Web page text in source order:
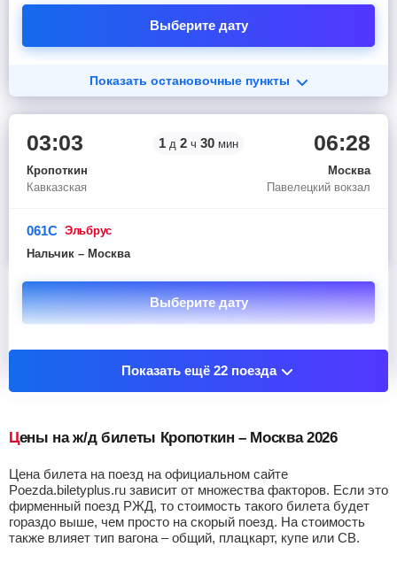
Выберите дату
Показать остановочные пункты
03:03
Кропоткин
Кавказская
1 д 2 ч 30 мин 06:28
Москва
Павелецкий вокзал
061С
эльбрус
Нальчик – Москва
Выберите дату
Показать ещё 22 поезда
Цены на ж/д билеты Кропоткин – Москва 2026
Цена билета на поезд на официальном сайте
Poezda.biletyplus.ru зависит от множества факторов. Если это
фирменный поезд РЖД, то стоимость такого билета будет
гораздо выше, чем просто на скорый поезд. На стоимость
также влияет тип вагона – общий, плацкарт, купе или СВ.